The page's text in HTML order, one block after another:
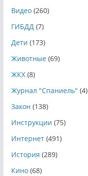
Видео(260)
ГИБДД(7)
Дети (173)
Животные(69)
ЖКХ(8)
Журнал "Спаниель" (4)
Закон (138)
Инструкции (75)
Интернет(491)
История (289)
Кино(68)